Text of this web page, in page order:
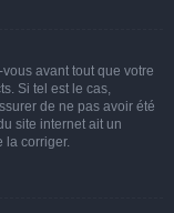
avant tout que votre
Si tel est le cas,
de ne pas avoir été
site internet ait un
la corriger.